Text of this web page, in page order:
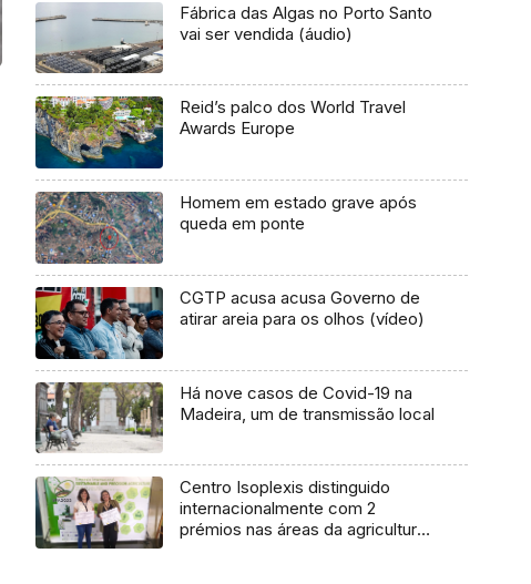
Fábrica das Algas no Porto Santo
vai ser vendida (áudio)
Reid’s palco dos World Travel
Awards Europe
Homem em estado grave após
queda em ponte
CGTP acusa acusa Governo de
atirar areia para os olhos (vídeo)
Há nove casos de Covid-19 na
Madeira, um de transmissão local
Centro Isoplexis distinguido
internacionalmente com 2
prémios nas áreas da agricultura